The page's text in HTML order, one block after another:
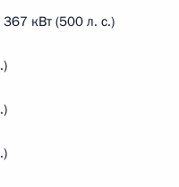
кВт (500 л. с.)